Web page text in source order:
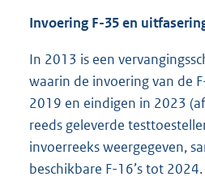
Invoering F-35 en
In 2013 is een
waarin de invoering van de
2019 en eindigen in 2023
reeds geleverde
invoerreeks weergegeven,
beschikbare F-16’s tot